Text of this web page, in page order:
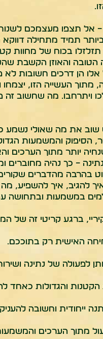
– אל תצפו מעצמכם
תמיד מתחילה דווקא
בכוח של מחוות
הטובה והאוזן הקשבת
אלו הן דרכים חשובות
מתוך העשייה הזו,
ויתרחבו. מה שחשוב
שוב את מה שאולי
הסיפוק והמשמעות
יותר מתוך הערכים
– כך נהיה מחוברים
בהרבה מהדברים
להגיב, איך להשפיע,
במשמעות ובתחושה
ברגע קריטי זה של
האישית רק בתוככם.
לפעולה של נתינה
והגדולות כאחד
ייחודית וחשובה
מתוך הערכים